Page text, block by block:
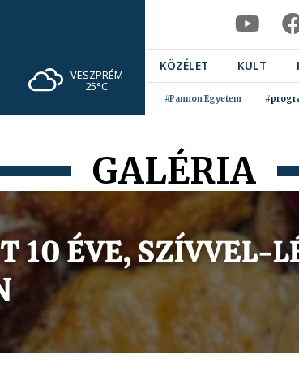
VESZPRÉM
25°C
KÖZÉLET KULT
#Pannon Egyetem
GALÉRIA